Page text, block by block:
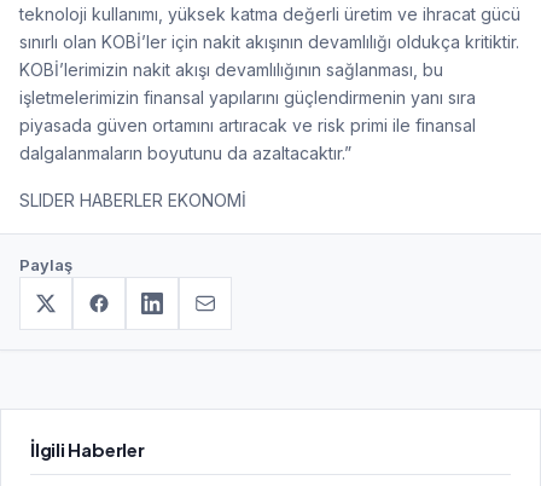
teknoloji kullanımı, yüksek katma değerli üretim ve ihracat gücü
sınırlı olan KOBİ’ler için nakit akışının devamlılığı oldukça kritiktir.
KOBİ’lerimizin nakit akışı devamlılığının sağlanması, bu
işletmelerimizin finansal yapılarını güçlendirmenin yanı sıra
piyasada güven ortamını artıracak ve risk primi ile finansal
dalgalanmaların boyutunu da azaltacaktır.”
SLIDER HABERLER EKONOMİ
Paylaş
İlgili Haberler